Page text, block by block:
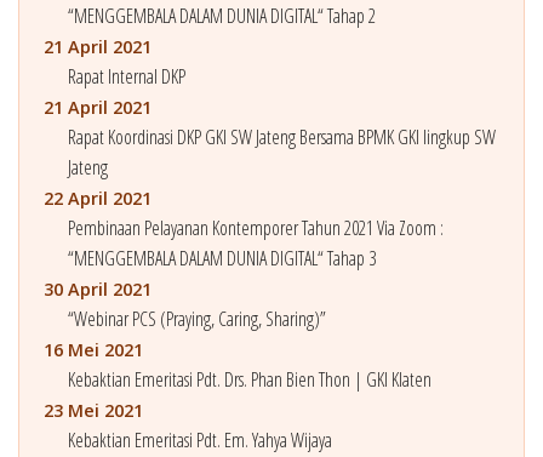
“MENGGEMBALA DALAM DUNIA DIGITAL“ Tahap 2
21 April 2021
Rapat Internal DKP
21 April 2021
Rapat Koordinasi DKP GKI SW Jateng Bersama BPMK GKI lingkup SW
Jateng
22 April 2021
Pembinaan Pelayanan Kontemporer Tahun 2021 Via Zoom :
“MENGGEMBALA DALAM DUNIA DIGITAL“ Tahap 3
30 April 2021
“Webinar PCS (Praying, Caring, Sharing)”
16 Mei 2021
Kebaktian Emeritasi Pdt. Drs. Phan Bien Thon | GKI Klaten
23 Mei 2021
Kebaktian Emeritasi Pdt. Em. Yahya Wijaya